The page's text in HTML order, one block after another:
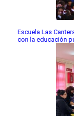
Escuela Las
con la educación